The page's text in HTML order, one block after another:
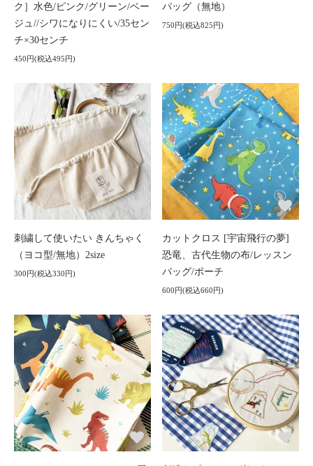
ク］水色/ピンク/グリーン/ベー
ジュ//シワになりにくい/35セン
チ×30センチ
450円(税込495円)
バッグ（無地）
750円(税込825円)
刺繍して使いたい きんちゃく
（ヨコ型/無地）2size
300円(税込330円)
カットクロス [宇宙飛行の夢]
恐竜、古代生物の布/レッスン
バッグ/ポーチ
600円(税込660円)